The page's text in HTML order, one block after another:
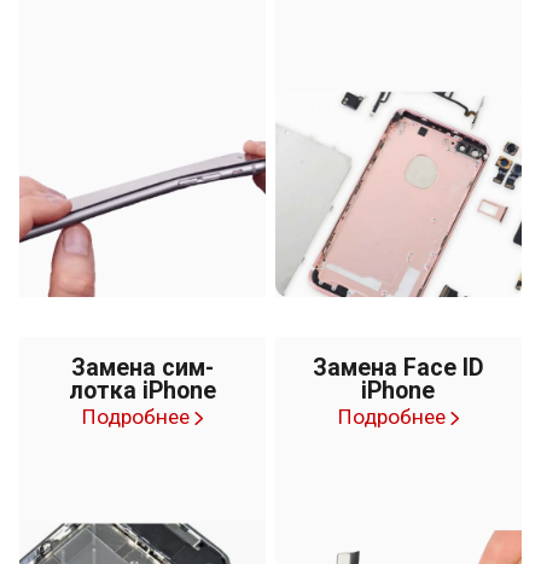
Замена сим-
лотка iPhone
Подробнее
Замена Face ID
iPhone
Подробнее